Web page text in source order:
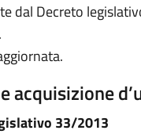
dal Decreto
acquisizione
33/2013